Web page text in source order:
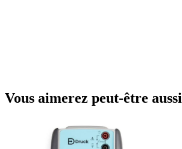
Vous aimerez peut-être